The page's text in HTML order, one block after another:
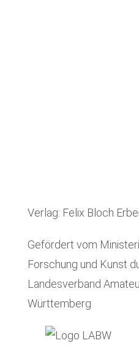
Verlag: Felix Bloch
Gefördert vom
Forschung und Kunst
Landesverband
Württemberg